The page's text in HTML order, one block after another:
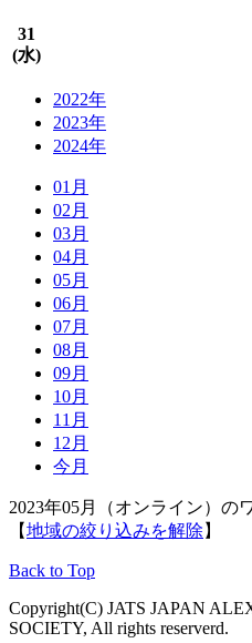
31
(水)
2022年
2023年
2024年
01月
02月
03月
04月
05月
06月
07月
08月
09月
10月
11月
12月
今月
2023年05月（オンライン）の
【地域の絞り込みを解除 】
Back to Top
Copyright(C) JATS JAPAN
SOCIETY, All rights reserverd.